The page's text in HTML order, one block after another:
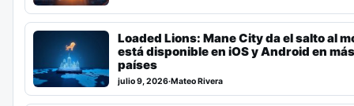
Loaded Lions: Mane City da el salto al
está disponible en iOS y Android en
países
julio 9, 2026·Mateo Rivera